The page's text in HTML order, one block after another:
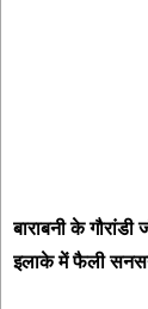
बाराबनी के
इलाके में फैली